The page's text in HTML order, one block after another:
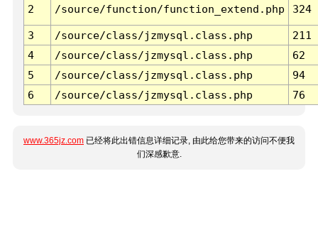
2 /source/function/function_extend.php 324
3 /source/class/jzmysql.class.php
211
4
/source/class/jzmysql.class.php
62
5
/source/class/jzmysql.class.php
94
6
/source/class/jzmysql.class.php 76
www.365jz.com 已经将此出错信息详细记录, 由此给您带来的访问不便我
们深感歉意.